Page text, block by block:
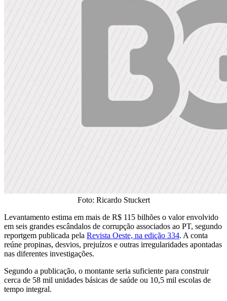
Foto: Ricardo Stuckert
Levantamento estima em mais de R$ 115 bilhões o valor envolvido
em seis grandes escândalos de corrupção associados ao PT, segundo
reportgem publicada pela Revista Oeste, na edição 334. A conta
reúne propinas, desvios, prejuízos e outras irregularidades apontadas
nas diferentes investigações.
Segundo a publicação, o montante seria suficiente para construir
cerca de 58 mil unidades básicas de saúde ou 10,5 mil escolas de
tempo integral.